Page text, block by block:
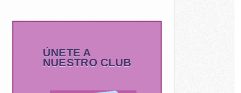
ÚNETE A
NUESTRO CLUB